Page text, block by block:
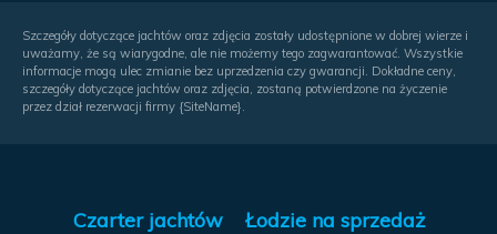
Szczegóły dotyczące jachtów oraz zdjęcia zostały udostępnione w dobrej wierze i
uważamy, że są wiarygodne, ale nie możemy tego zagwarantować. Wszystkie
informacje mogą ulec zmianie bez uprzedzenia czy gwarancji. Dokładne ceny,
szczegóły dotyczące jachtów oraz zdjęcia, zostaną potwierdzone na życzenie
przez dział rezerwacji firmy {SiteName}.
Czarter jachtów Łodzie na sprzedaż